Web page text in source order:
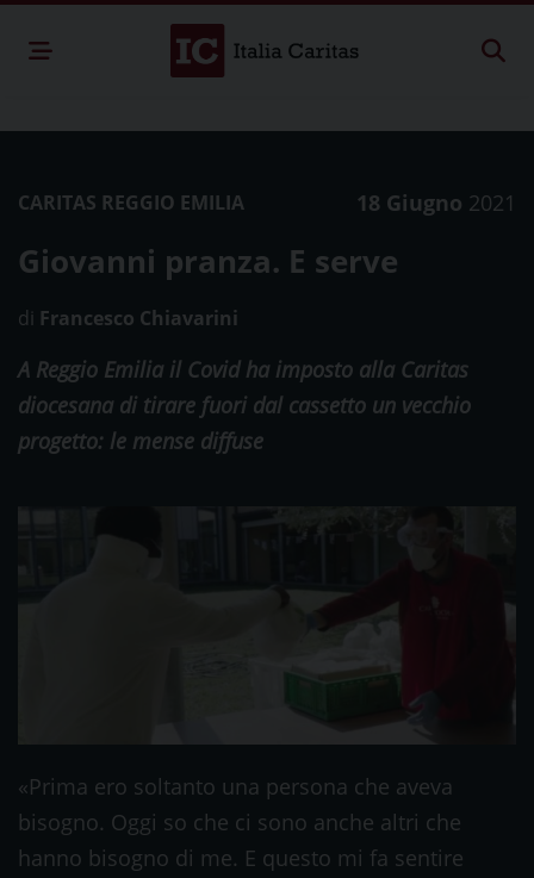
CARITAS REGGIO EMILIA 18 Giugno 2021
Giovanni pranza. E serve
di Francesco Chiavarini
A Reggio Emilia il Covid ha imposto alla Caritas
diocesana di tirare fuori dal cassetto un vecchio
progetto: le mense diffuse
«Prima ero soltanto una persona che aveva
bisogno. Oggi so che ci sono anche altri che
hanno bisogno di me. E questo mi fa sentire